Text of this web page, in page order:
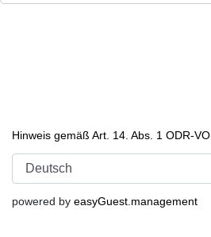
Hinweis gemäß Art. 14. Abs. 1 ODR-VO
powered by easyGuest.management